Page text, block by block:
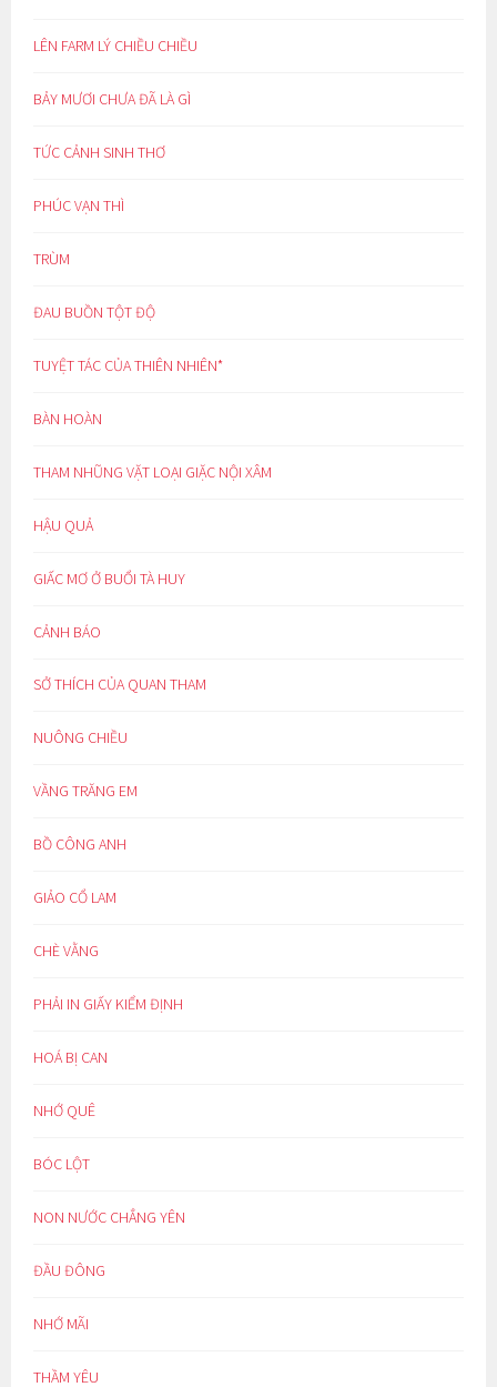
LÊN FARM LÝ CHIỀU CHIỀU
BẢY MƯƠI CHƯA ĐÃ LÀ GÌ
TỨC CẢNH SINH THƠ
PHÚC VẠN THÌ
TRÙM
ĐAU BUỒN TỘT ĐỘ
TUYỆT TÁC CỦA THIÊN NHIÊN*
BÀN HOÀN
THAM NHŨNG VẶT LOẠI GIẶC NỘI XÂM
HẬU QUẢ
GIẤC MƠ Ở BUỔI TÀ HUY
CẢNH BÁO
SỞ THÍCH CỦA QUAN THAM
NUÔNG CHIỀU
VẦNG TRĂNG EM
BỒ CÔNG ANH
GIẢO CỔ LAM
CHÈ VẰNG
PHẢI IN GIẤY KIỂM ĐỊNH
HOÁ BỊ CAN
NHỚ QUÊ
BÓC LỘT
NON NƯỚC CHẲNG YÊN
ĐẦU ĐÔNG
NHỚ MÃI
THẦM YÊU